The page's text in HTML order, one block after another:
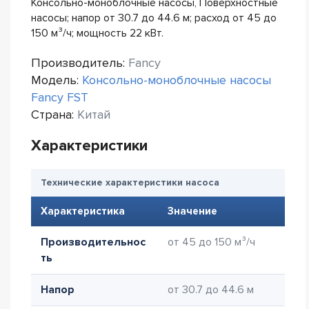
Консольно-моноблочные насосы, Поверхностные
насосы; напор от 30.7 до 44.6 м; расход от 45 до
150 м³/ч; мощность 22 кВт.
Производитель: Fancy
Модель: Консольно-моноблочные насосы
Fancy FST
Страна: Китай
Характеристики
Технические характеристики насоса
Характеристика Значение
Производительнос
ть
от 45 до 150 м³/ч
Напор от 30.7 до 44.6 м